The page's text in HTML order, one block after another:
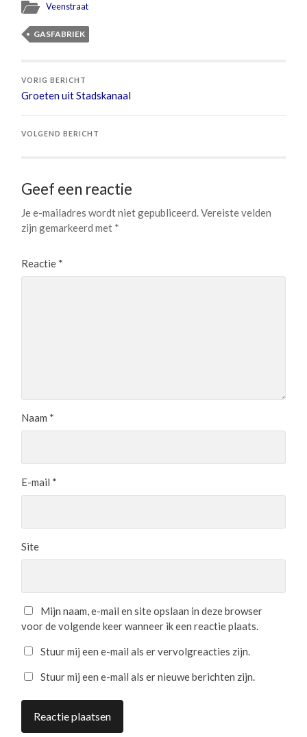
Veenstraat
GASFABRIEK
VORIG BERICHT
Groeten uit Stadskanaal
VOLGEND BERICHT
Geef een reactie
Je e-mailadres wordt niet gepubliceerd.Vereiste velden
zijn gemarkeerd met *
Reactie *
Naam *
E-mail *
Site
Mijn naam, e-mail en site opslaan in deze browser
voor de volgende keer wanneer ik een reactie plaats.
Stuur mij een e-mail als er vervolgreacties zijn.
Stuur mij een e-mail als er nieuwe berichten zijn.